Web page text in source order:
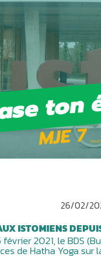
26/02/
ISTOMIENS
2021, le BDS
de Hatha Yoga